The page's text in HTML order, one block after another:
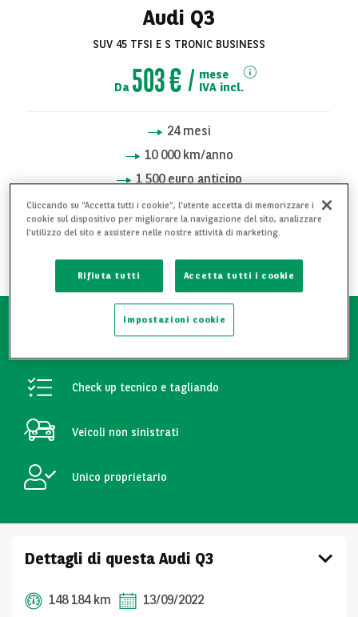
Audi Q3
SUV 45 TFSI E S TRONIC BUSINESS
Da 503 €
mese
IVA incl.
24mesi
10 000km/anno
1 500 euro anticipo
RICHIEDI INFORMAZIONI
AGGIUNGI AI PREFERITI
Check up tecnico e tagliando
Veicoli non sinistrati
Unico proprietario
Dettagli di questa Audi Q3
148 184 km
13/09/2022
Cliccando su “Accetta tutti i cookie”, l'utente accetta di memorizzare i
cookie sul dispositivo per migliorare la navigazione del sito, analizzare
l'utilizzo del sito e assistere nelle nostre attività di marketing.
Rifiuta tutti Accetta tutti i cookie
Impostazioni cookie